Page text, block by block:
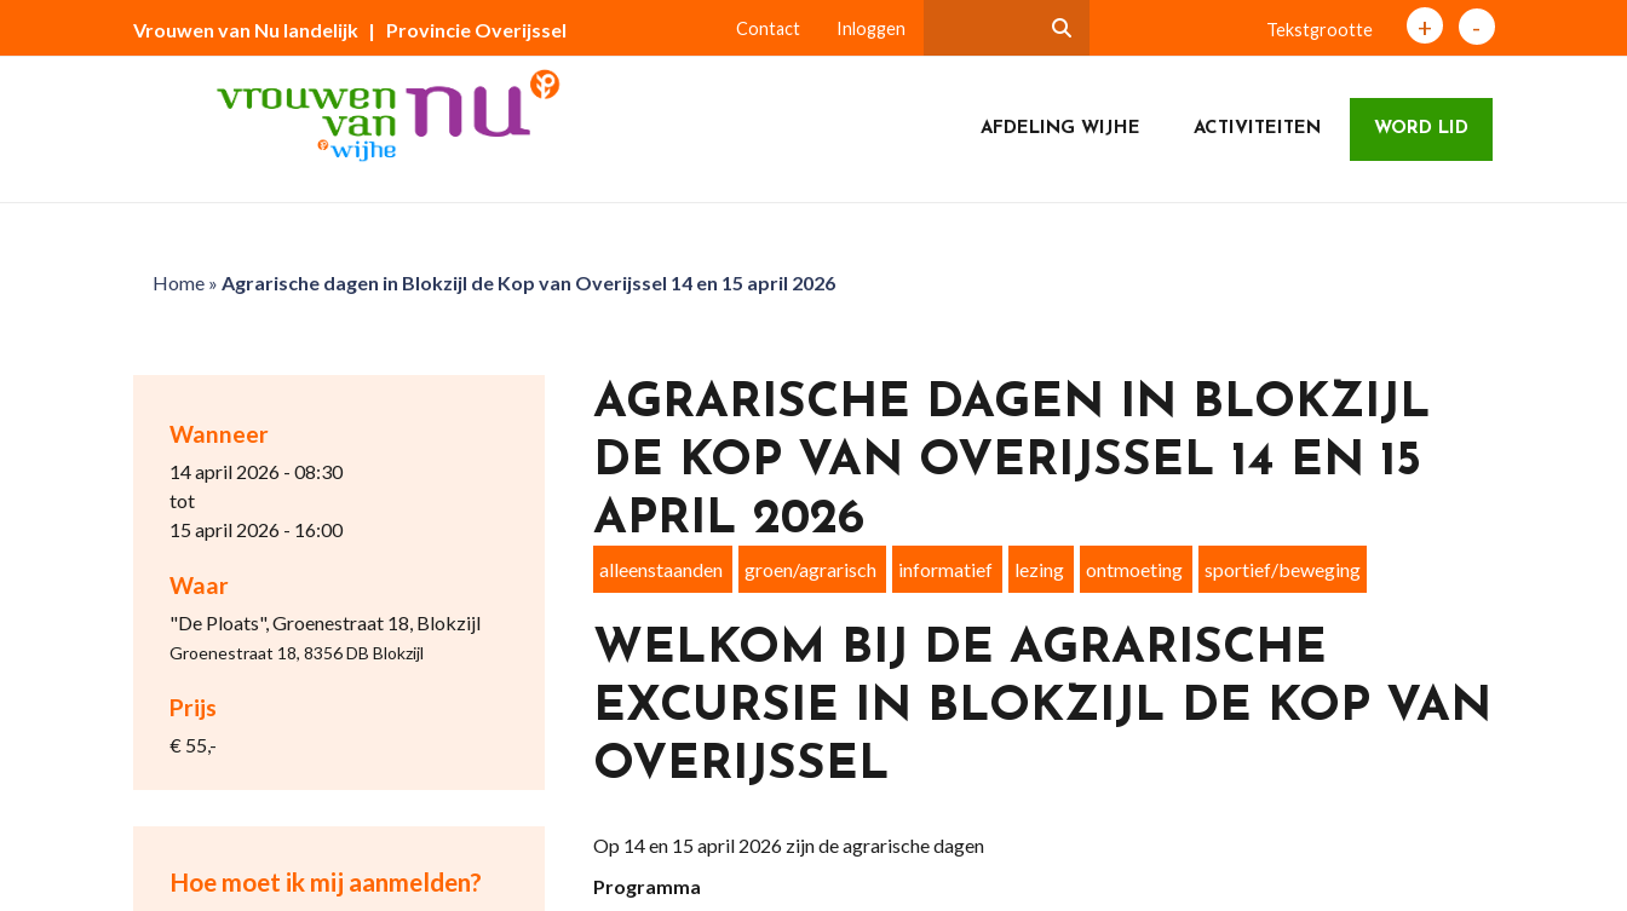
Vrouwen van Nu landelijk | Provincie Overijssel Contact Inloggen Tekstgrootte + -
AFDELING WIJHE ACTIVITEITEN WORD LID
Home» Agrarische dagen in Blokzijl de Kop van Overijssel 14 en 15 april 2026
Wanneer
14 april 2026 - 08:30
tot
15 april 2026 - 16:00
Waar
"De Ploats", Groenestraat 18, Blokzijl
Groenestraat 18, 8356 DB Blokzijl
Prijs
€ 55,-
Hoe moet ik mij aanmelden?
AGRARISCHE DAGEN IN BLOKZIJL
DE KOP VAN OVERIJSSEL 14 EN 15
APRIL 2026
alleenstaanden groen/agrarisch informatief lezing ontmoeting sportief/beweging
WELKOM BIJ DE AGRARISCHE
EXCURSIE IN BLOKZIJL DE KOP VAN
OVERIJSSEL
Op 14 en 15 april 2026 zijn de agrarische dagen
Programma